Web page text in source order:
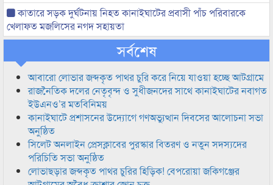
কাতারে সড়ক দুর্ঘটনায় নিহত কানাইঘাটের প্রবাসী পাঁচ পরিবারকে
খেলাফত মজলিসের নগদ সহায়তা
সর্বশেষ
আবারো লোভার জব্দকৃত পাথর চুরি করে নিয়ে যাওয়া হচ্ছে আটগ্রামে
রাজনৈতিক দলের নেতৃবৃন্দ ও সুধীজনদের সাথে কানাইঘাটের নবাগত
ইউএনও’র মতবিনিময়
কানাইঘাটে প্রশাসনের উদ্যোগে গণঅভ্যুত্থান দিবসের আলোচনা সভা
অনুষ্ঠিত
সিলেট অনলাইন প্রেসক্লাবের পুরস্কার বিতরণ ও নতুন সদস্যদের
পরিচিতি সভা অনুষ্ঠিত
লোভাছড়ার জব্দকৃত পাথর চুরির হিড়িক! বেপরোয়া জকিগঞ্জের